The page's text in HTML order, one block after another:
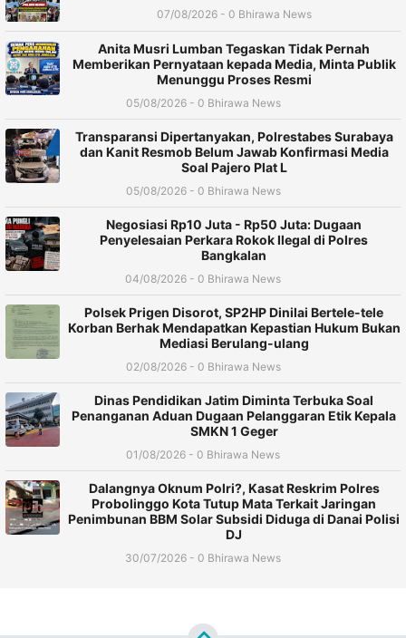
07/08/2026 - 0 Bhirawa News
Anita Musri Lumban Tegaskan Tidak Pernah
Memberikan Pernyataan kepada Media, Minta Publik
Menunggu Proses Resmi
05/08/2026 - 0 Bhirawa News
Transparansi Dipertanyakan, Polrestabes Surabaya
dan Kanit Resmob Belum Jawab Konfirmasi Media
Soal Pajero Plat L
05/08/2026 - 0 Bhirawa News
Negosiasi Rp10 Juta - Rp50 Juta: Dugaan
Penyelesaian Perkara Rokok Ilegal di Polres
Bangkalan
04/08/2026 - 0 Bhirawa News
Polsek Prigen Disorot, SP2HP Dinilai Bertele-tele
Korban Berhak Mendapatkan Kepastian Hukum Bukan
Mediasi Berulang-ulang
02/08/2026 - 0 Bhirawa News
Dinas Pendidikan Jatim Diminta Terbuka Soal
Penanganan Aduan Dugaan Pelanggaran Etik Kepala
SMKN 1 Geger
01/08/2026 - 0 Bhirawa News
Dalangnya Oknum Polri?, Kasat Reskrim Polres
Probolinggo Kota Tutup Mata Terkait Jaringan
Penimbunan BBM Solar Subsidi Diduga di Danai Polisi
DJ
30/07/2026 - 0 Bhirawa News